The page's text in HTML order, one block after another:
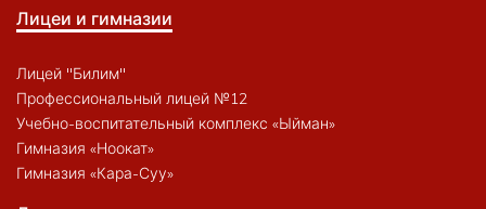
Лицеи и гимназии
Лицей "Билим"
Профессиональный лицей №12
Учебно-воспитательный комплекс «Ыйман»
Гимназия «Ноокат»
Гимназия «Кара-Суу»